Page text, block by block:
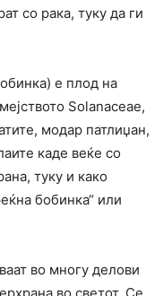
со рака, туку да ги
е плод на
Solanaceae,
модар патлиџан,
каде веќе со
туку и како
бобинка“ или
во многу делови